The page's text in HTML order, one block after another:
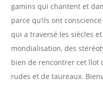
gamins qui chantent et
parce qu’ils ont
qui a traversé les siècles
mondialisation, des
bien de rencontrer cet îlot
rudes et de taureaux.